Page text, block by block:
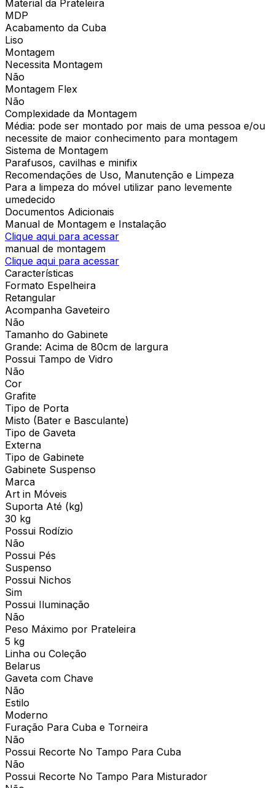
Material da Prateleira
MDP
Acabamento da Cuba
Liso
Montagem
Necessita Montagem
Não
Montagem Flex
Não
Complexidade da Montagem
Média: pode ser montado por mais de uma pessoa e/ou
necessite de maior conhecimento para montagem
Sistema de Montagem
Parafusos, cavilhas e minifix
Recomendações de Uso, Manutenção e Limpeza
Para a limpeza do móvel utilizar pano levemente
umedecido
Documentos Adicionais
Manual de Montagem e Instalação
Clique aqui para acessar
manual de montagem
Clique aqui para acessar
Características
Formato Espelheira
Retangular
Acompanha Gaveteiro
Não
Tamanho do Gabinete
Grande: Acima de 80cm de largura
Possui Tampo de Vidro
Não
Cor
Grafite
Tipo de Porta
Misto (Bater e Basculante)
Tipo de Gaveta
Externa
Tipo de Gabinete
Gabinete Suspenso
Marca
Art in Móveis
Suporta Até (kg)
30 kg
Possui Rodízio
Não
Possui Pés
Suspenso
Possui Nichos
Sim
Possui Iluminação
Não
Peso Máximo por Prateleira
5 kg
Linha ou Coleção
Belarus
Gaveta com Chave
Não
Estilo
Moderno
Furação Para Cuba e Torneira
Não
Possui Recorte No Tampo Para Cuba
Não
Possui Recorte No Tampo Para Misturador